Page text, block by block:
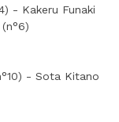
- Kakeru Funaki
- Sota Kitano